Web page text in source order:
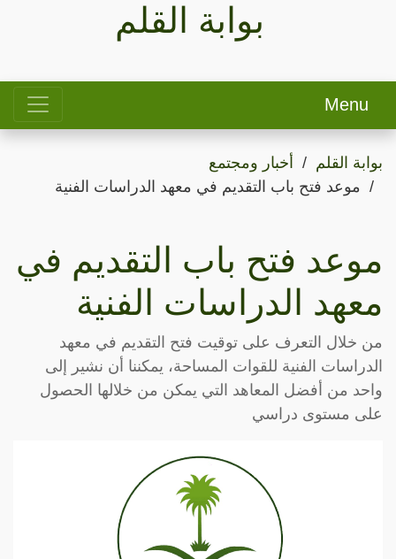
بوابة القلم
Menu
بوابة القلم
أخبار ومجتمع
موعد فتح باب التقديم في معهد الدراسات الفنية
موعد فتح باب التقديم في
معهد الدراسات الفنية
من خلال التعرف على توقيت فتح التقديم في معهد
الدراسات الفنية للقوات المساحة، يمكننا أن نشير إلى
واحد من أفضل المعاهد التي يمكن من خلالها الحصول
على مستوى دراسي